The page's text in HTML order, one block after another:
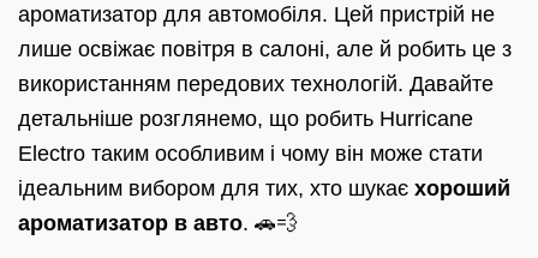
ароматизатор для автомобіля. Цей пристрій не
лише освіжає повітря в салоні, але й робить це з
використанням передових технологій. Давайте
детальніше розглянемо, що робить Hurricane
Electro таким особливим і чому він може стати
ідеальним вибором для тих, хто шукає хороший
ароматизатор в авто. 🚗💨